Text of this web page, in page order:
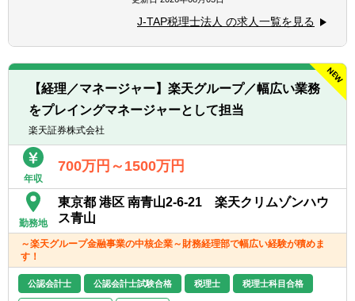
ョンと協力）
■コミュニケーション能力が高く人と信頼関
■悪いことも含めあらゆる事象を自己成長機
会だと捉えることができる（主体性）
■成長意欲が高い（プロフェッショナリズ
ム）
■税務支援（スポット）
・個人/相続の申告代行
・税務面の調査（税務DD）
・組織再編ストラクチャーの検討/実行支援
※経験スキルによってお任せする業務は異な
＜在宅勤務について＞
業務に慣れていただくまでは基本的に出社い
～2日のリモートワークが可能です。
J-TAP税理士法人 の求人一覧を見る
【経理／マネージャー】楽天グループ／幅広い業務
をプレイングマネージャーとして担当
楽天証券株式会社
年収
700万円～1500万円
勤務地
東京都 港区 南青山2-6-21 楽天クリムゾンハウ
ス青山
～楽天グループ金融事業の中核企業～財務経理部で幅広い経験が積めま
す！
公認会計士 公認会計士試験合格 税理士 税理士科目合格